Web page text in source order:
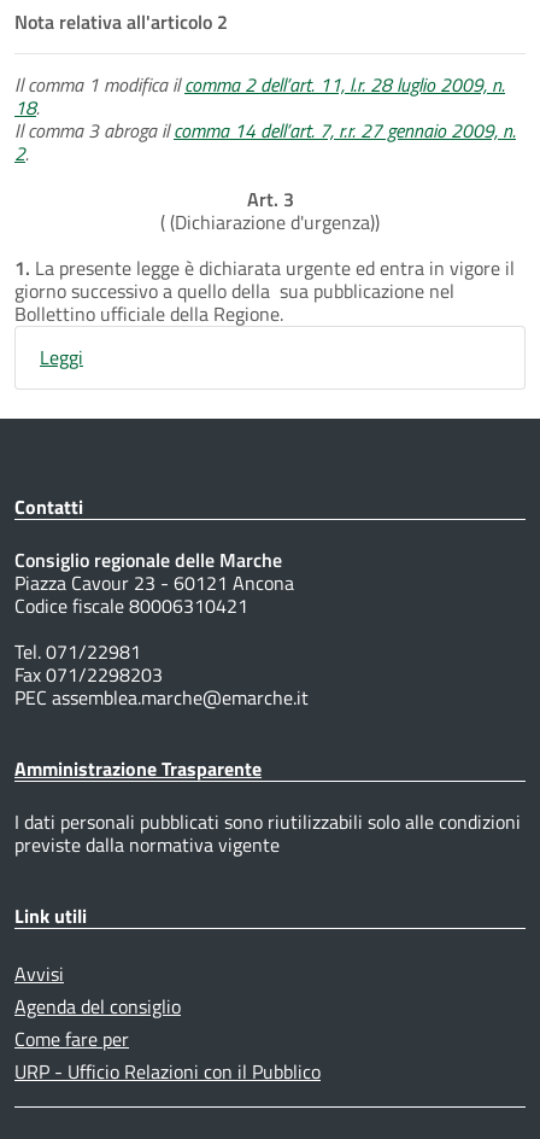
Nota relativa all'articolo 2
Il comma 1 modifica ilcomma 2 dell’art. 11, l.r. 28 luglio 2009, n.
18.
Il comma 3 abroga ilcomma 14 dell’art. 7, r.r. 27 gennaio 2009, n.
2.
Art. 3
( (Dichiarazione d'urgenza))
1. La presente legge è dichiarata urgente ed entra in vigore il
giorno successivo a quello della sua pubblicazione nel
Bollettino ufficiale della Regione.
Leggi
Contatti
Consiglio regionale delle Marche
Piazza Cavour 23 - 60121 Ancona
Codice fiscale 80006310421
Tel. 071/22981
Fax 071/2298203
PEC assemblea.marche@emarche.it
Amministrazione Trasparente
I dati personali pubblicati sono riutilizzabili solo alle condizioni
previste dalla normativa vigente
Link utili
Avvisi
Agenda del consiglio
Come fare per
URP - Ufficio Relazioni con il Pubblico